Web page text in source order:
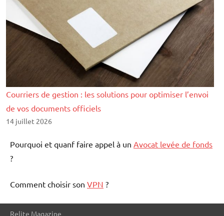
Courriers de gestion : les solutions pour optimiser l’envoi
de vos documents officiels
14 juillet 2026
Pourquoi et quanf faire appel à un Avocat levée de fonds
?
Comment choisir son VPN ?
Relite Magazine